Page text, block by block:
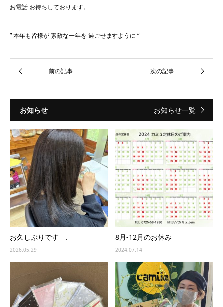
お電話 お待ちしております。
” 本年も皆様が 素敵な一年を 過ごせますように “
お知らせ お知らせ一覧
お久しぶりです .
2026.05.29
8月-12月のお休み
2024.07.14